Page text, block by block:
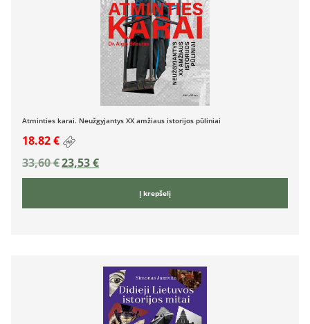
Atminties karai. Neužgyjantys XX amžiaus istorijos pūliniai
18.82 €
33,60€23,53€
Į krepšelį